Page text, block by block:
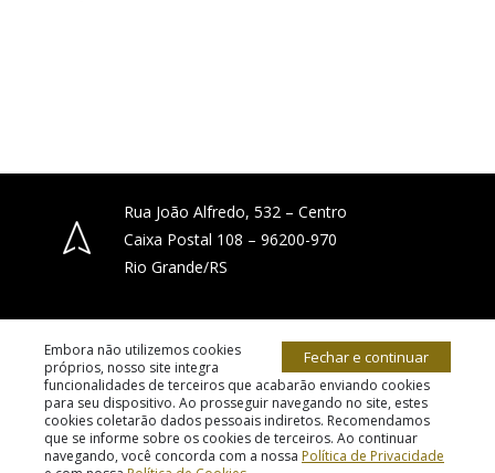
Rua João Alfredo, 532 – Centro
Caixa Postal 108 – 96200-970
Rio Grande/RS
diocese.riogrande@gmail.com
© 2026 todos os direitos reservados.
Fechar e continuar
Embora não utilizemos cookies
próprios, nosso site integra
funcionalidades de terceiros que acabarão enviando cookies
para seu dispositivo. Ao prosseguir navegando no site, estes
cookies coletarão dados pessoais indiretos. Recomendamos
que se informe sobre os cookies de terceiros. Ao continuar
navegando, você concorda com a nossa Política de Privacidade